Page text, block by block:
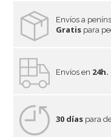
Envíos a
Gratis para
Envíos en 24h.
30 días para